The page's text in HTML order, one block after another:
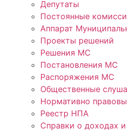
Депутаты
Постоянные
Аппарат
Проекты решений
Решения МС
Постановления МС
Распоряжения МС
Общественные
Нормативно
Реестр НПА
Справки о доходах